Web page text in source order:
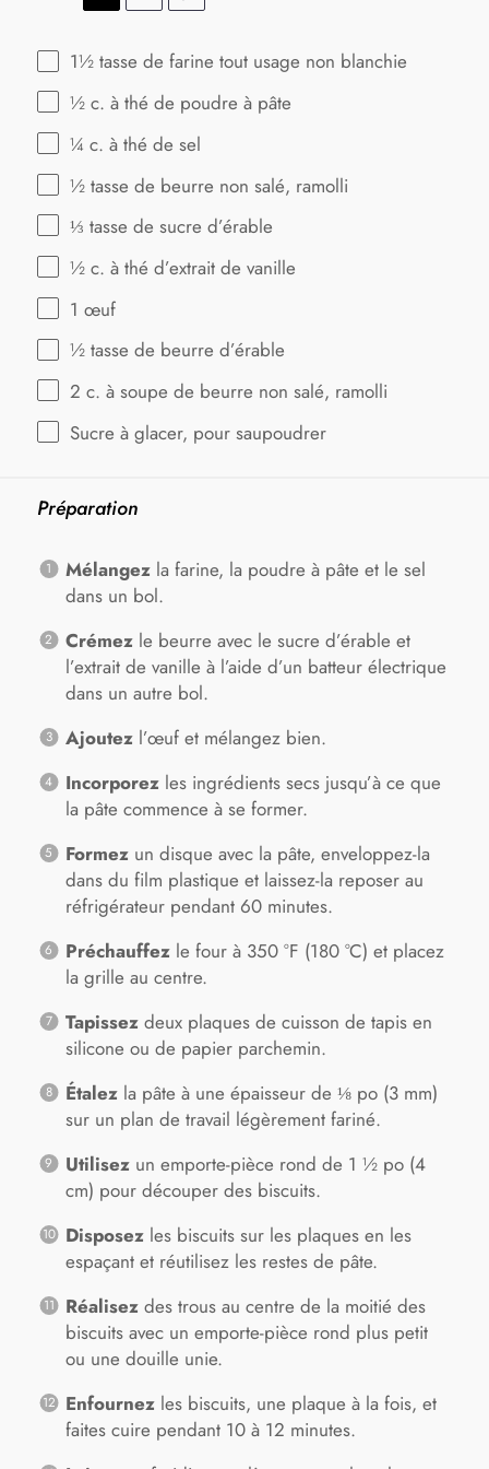
1½ tasse de farine tout usage non blanchie
½ c. à thé de poudre à pâte
¼ c. à thé de sel
½ tasse de beurre non salé, ramolli
⅓ tasse de sucre d’érable
½ c. à thé d’extrait de vanille
1 œuf
½ tasse de beurre d’érable
2 c. à soupe de beurre non salé, ramolli
Sucre à glacer, pour saupoudrer
Préparation
Mélangezla farine, la poudre à pâte et le sel
dans un bol.
Crémezle beurre avec le sucre d’érable et
l’extrait de vanille à l’aide d’un batteur électrique
dans un autre bol.
Ajoutezl’œuf et mélangez bien.
Incorporezles ingrédients secs jusqu’à ce que
la pâte commence à se former.
Formezun disque avec la pâte, enveloppez-la
dans du film plastique et laissez-la reposer au
réfrigérateur pendant 60 minutes.
Préchauffezle four à 350 °F (180 °C) et placez
la grille au centre.
Tapissezdeux plaques de cuisson de tapis en
silicone ou de papier parchemin.
Étalezla pâte à une épaisseur de ⅛ po (3 mm)
sur un plan de travail légèrement fariné.
Utilisezun emporte-pièce rond de 1 ½ po (4
cm) pour découper des biscuits.
Disposezles biscuits sur les plaques en les
espaçant et réutilisez les restes de pâte.
Réalisezdes trous au centre de la moitié des
biscuits avec un emporte-pièce rond plus petit
ou une douille unie.
Enfournezles biscuits, une plaque à la fois, et
faites cuire pendant 10 à 12 minutes.